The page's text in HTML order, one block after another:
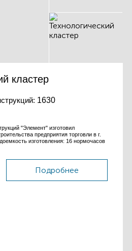
кластер
1630
"Элемент" изготовил
предприятия торговли в г.
изготовления: 16 нормочасов
Подробнее